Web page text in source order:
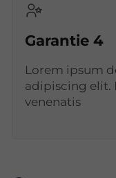
Garantie 4
Lorem ipsum
adipiscing elit.
venenatis